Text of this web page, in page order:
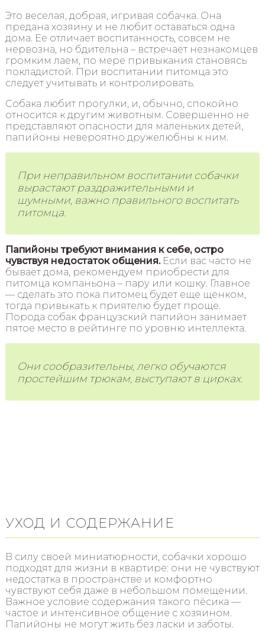
Это веселая, добрая, игривая собачка. Она
предана хозяину и не любит оставаться одна
дома. Ее отличает воспитанность, совсем не
нервозна, но бдительна – встречает незнакомцев
громким лаем, по мере привыкания становясь
покладистой. При воспитании питомца это
следует учитывать и контролировать.
Собака любит прогулки, и, обычно, спокойно
относится к другим животным. Совершенно не
представляют опасности для маленьких детей,
папийоны невероятно дружелюбны к ним.
При неправильном воспитании собачки
вырастают раздражительными и
шумными, важно правильного воспитать
питомца.
Папийоны требуют внимания к себе, остро
чувствуя недостаток общения.Если вас часто не
бывает дома, рекомендуем приобрести для
питомца компаньона – пару или кошку. Главное
— сделать это пока питомец будет еще щенком,
тогда привыкать к приятелю будет проще.
Порода собак французский папийон занимает
пятое место в рейтинге по уровню интеллекта.
Они сообразительны, легко обучаются
простейшим трюкам, выступают в цирках.
УХОД И СОДЕРЖАНИЕ
В силу своей миниатюрности, собачки хорошо
подходят для жизни в квартире: они не чувствуют
недостатка в пространстве и комфортно
чувствуют себя даже в небольшом помещении.
Важное условие содержания такого пёсика —
частое и интенсивное общение с хозяином.
Папийоны не могут жить без ласки и заботы.